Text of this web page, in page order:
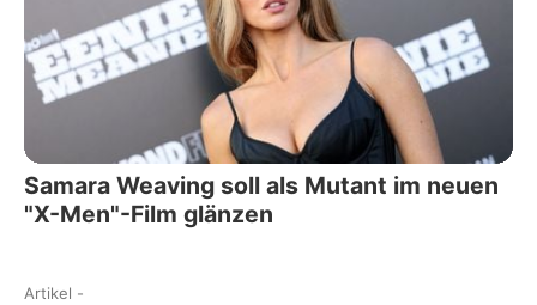
Samara Weaving soll als Mutant im neuen
"X-Men"-Film glänzen
Artikel -